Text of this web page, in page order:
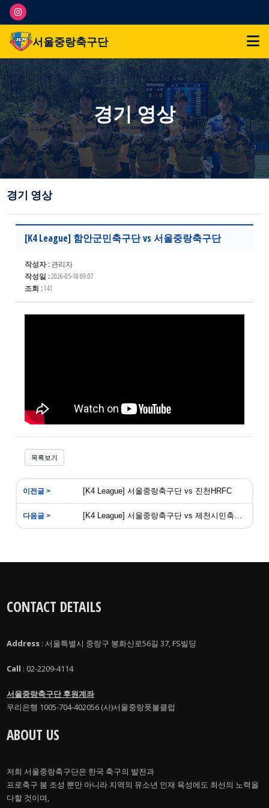
서울중랑축구단
경기 영상
경기 영상
[K4 League] 함안군민축구단 vs 서울중랑축구단
작성자 :관리자
작성일 :2026-05-18 09:07
조회 :141
목록보기
[K4 League] 서울중랑축구단 vs 진천HRFC
CONTACT DETAILS
Address : 서울특별시 중랑구 봉화산로56길 37, FS빌딩
Call : 02-2209-4114
서울중랑축구단 후원계좌
우리은행 1005-704-402056 (사)서울중랑풋볼클럽
ABOUT US
저희 서울중랑축구단은 한국 축구의 발전과
프로축구 붐 조성 뿐만 아니라 지역의 유소년 인재 육성에도 최선의 노력을
다할 것이며,